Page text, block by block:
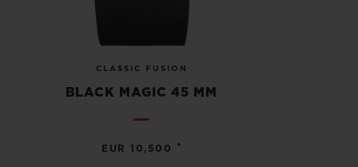
CLASSIC FUSION
BLACK MAGIC 45 MM
EUR 10,500 •